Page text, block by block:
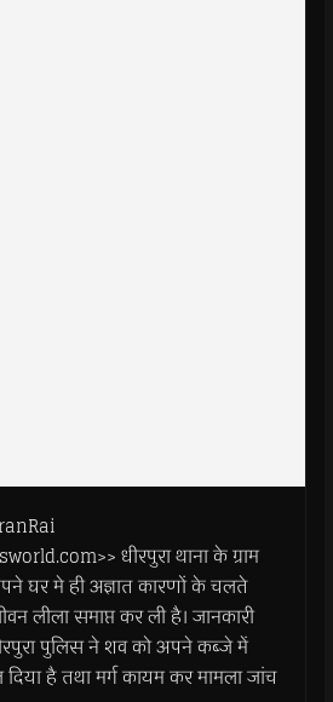
धीरपुरा थाना के ग्राम
घर मे ही अज्ञात कारणों के चलते
लीला समाप्त कर ली है। जानकारी
पुलिस ने शव को अपने कब्जे में
है तथा मर्ग कायम कर मामला जांच